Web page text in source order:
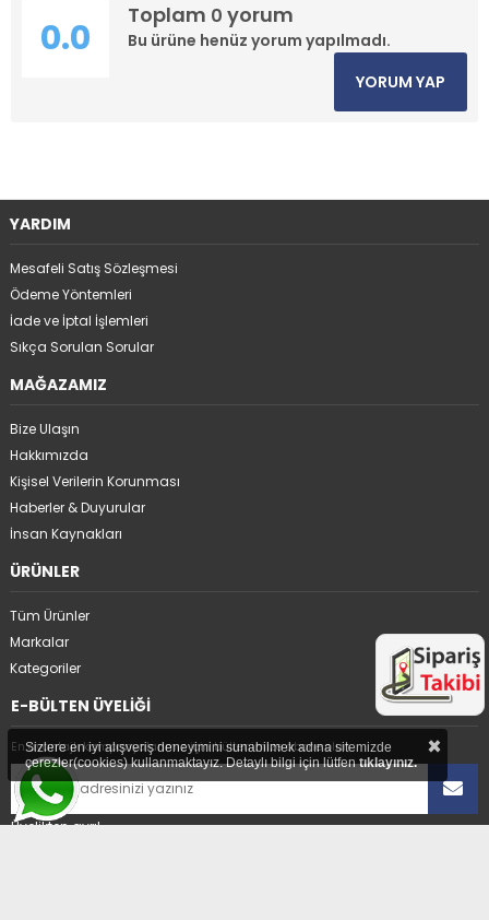
Toplam 0 yorum
Bu ürüne henüz yorum yapılmadı.
0.0
YORUM YAP
YARDIM
Mesafeli Satış Sözleşmesi
Ödeme Yöntemleri
İade ve İptal İşlemleri
Sıkça Sorulan Sorular
MAĞAZAMIZ
Bize Ulaşın
Hakkımızda
Kişisel Verilerin Korunması
Haberler & Duyurular
İnsan Kaynakları
ÜRÜNLER
Tüm Ürünler
Markalar
Kategoriler
E-BÜLTEN ÜYELİĞİ
En avantajlı kampanyalarımız için bültenimize abone olun.
Üyelikten ayrıl
Sizlere en iyi alışveriş deneyimini sunabilmek adına sitemizde
çerezler(cookies) kullanmaktayız. Detaylı bilgi için lütfentıklayınız. ×